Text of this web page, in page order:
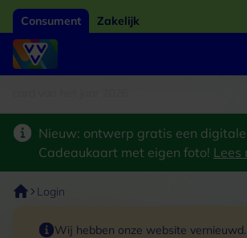
Consument Zakelijk
Nieuw: ontwerp gratis een digitale
Cadeaukaart met eigen foto! Lees
Login
Wij hebben onze website vernieuwd.